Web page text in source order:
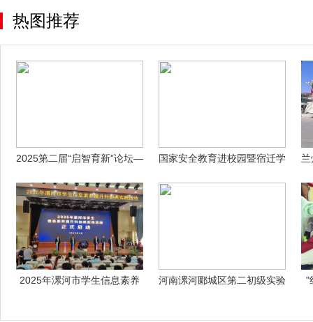
热图推荐
2025第二届“启智育新”论坛—
国家安全教育进校园暨宿迁学
2025年漯河市学生信息素养
河南漯河郾城区第二初级实验
"